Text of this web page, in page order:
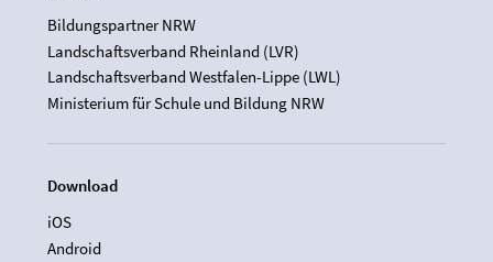
Bildungspartner NRW
Landschaftsverband Rheinland (LVR)
Landschaftsverband Westfalen-Lippe (LWL)
Ministerium für Schule und Bildung NRW
Download
iOS
Android